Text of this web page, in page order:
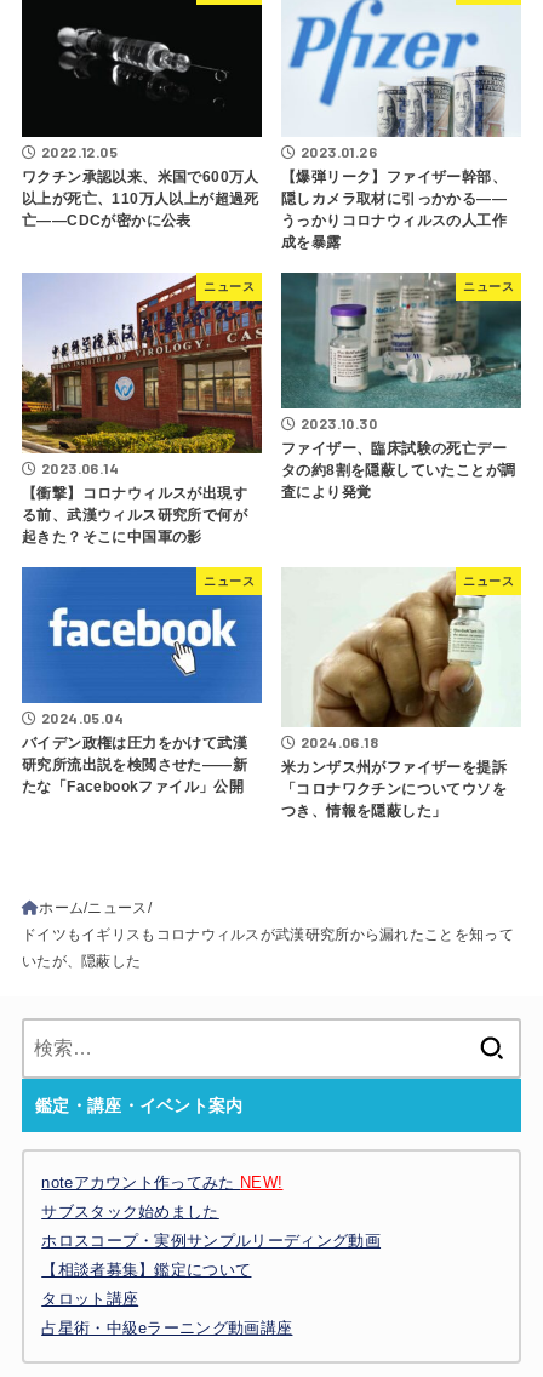
2022.12.05
ワクチン承認以来、米国で600万人
以上が死亡、110万人以上が超過死
亡――CDCが密かに公表
2023.01.26
【爆弾リーク】ファイザー幹部、
隠しカメラ取材に引っかかる――
うっかりコロナウィルスの人工作
成を暴露
ニュース
2023.06.14
【衝撃】コロナウィルスが出現す
る前、武漢ウィルス研究所で何が
起きた？そこに中国軍の影
ニュース
2023.10.30
ファイザー、臨床試験の死亡デー
タの約8割を隠蔽していたことが調
査により発覚
ニュース
2024.05.04
バイデン政権は圧力をかけて武漢
研究所流出説を検閲させた――新
たな「Facebookファイル」公開
ニュース
2024.06.18
米カンザス州がファイザーを提訴
「コロナワクチンについてウソを
つき、情報を隠蔽した」
ホーム ニュース
ドイツもイギリスもコロナウィルスが武漢研究所から漏れたことを知って
いたが、隠蔽した
鑑定・講座・イベント案内
noteアカウント作ってみた NEW!
サブスタック始めました
ホロスコープ・実例サンプルリーディング動画
【相談者募集】鑑定について
タロット講座
占星術・中級eラーニング動画講座